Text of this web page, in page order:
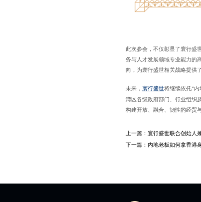
此次参会，不仅彰显了寰行盛
务与人才发展领域专业能力的
向，为寰行盛世相关战略提供
未来， 寰行盛世将继续依托“内
湾区各级政府部门、行业组织
构建开放、融合、韧性的经贸
上一篇： 寰行盛世联合创始人
下一篇： 内地老板如何拿香港